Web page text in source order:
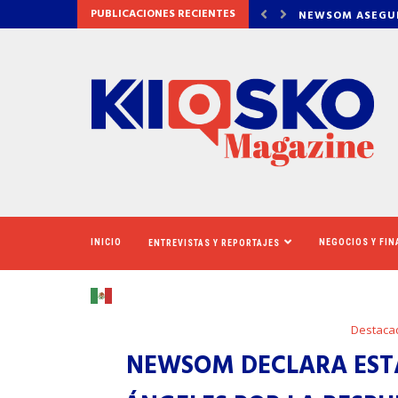
PUBLICACIONES RECIENTES
DE OZEMPIC NEWSOM
INICIO ENTREVISTAS Y REPORTAJES NEGOCIOS Y
NEWSOM DECLARA